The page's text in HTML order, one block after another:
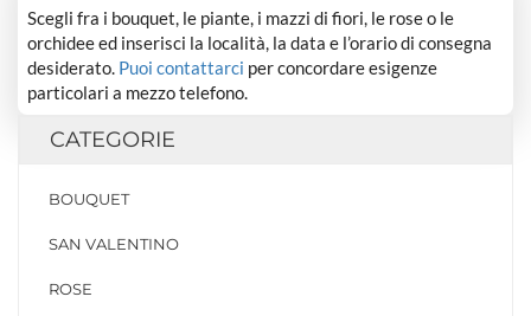
Scegli fra i bouquet, le piante, i mazzi di fiori, le rose o le
orchidee ed inserisci la località, la data e l’orario di consegna
desiderato. Puoi contattarci per concordare esigenze
particolari a mezzo telefono.
CATEGORIE
BOUQUET
SAN VALENTINO
ROSE